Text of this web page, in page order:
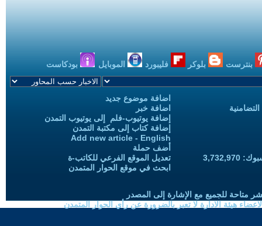
بنترست بلوكر فليبورد الموبايل بودكاست
اضافة موضوع جديد
اضافة خبر
إضافة يوتيوب-فلم إلى يوتيوب التمدن
إضافة كتاب إلى مكتبة التمدن
Add new article - English
أضف حملة
تعديل الموقع الفرعي للكاتب-ة
ابحث في موقع الحوار المتمدن
متاحة للجميع مع الإشارة إلى المصدر
هيئة الادارة لا تعبر بالضرورة عن رأي الحوار المتمدن